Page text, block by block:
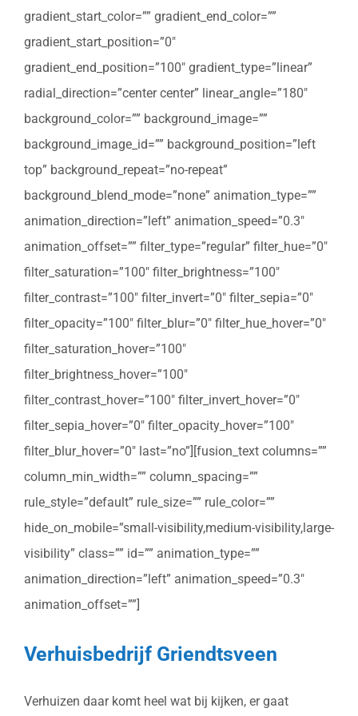
gradient_start_color=”” gradient_end_color=””
gradient_start_position=”0″
gradient_end_position=”100″ gradient_type=”linear”
radial_direction=”center center” linear_angle=”180″
background_color=”” background_image=””
background_image_id=”” background_position=”left
top” background_repeat=”no-repeat”
background_blend_mode=”none” animation_type=””
animation_direction=”left” animation_speed=”0.3″
animation_offset=”” filter_type=”regular” filter_hue=”0″
filter_saturation=”100″ filter_brightness=”100″
filter_contrast=”100″ filter_invert=”0″ filter_sepia=”0″
filter_opacity=”100″ filter_blur=”0″ filter_hue_hover=”0″
filter_saturation_hover=”100″
filter_brightness_hover=”100″
filter_contrast_hover=”100″ filter_invert_hover=”0″
filter_sepia_hover=”0″ filter_opacity_hover=”100″
filter_blur_hover=”0″ last=”no”][fusion_text columns=””
column_min_width=”” column_spacing=””
rule_style=”default” rule_size=”” rule_color=””
hide_on_mobile=”small-visibility,medium-visibility,large-
visibility” class=”” id=”” animation_type=””
animation_direction=”left” animation_speed=”0.3″
animation_offset=””]
Verhuisbedrijf Griendtsveen
Verhuizen daar komt heel wat bij kijken, er gaat